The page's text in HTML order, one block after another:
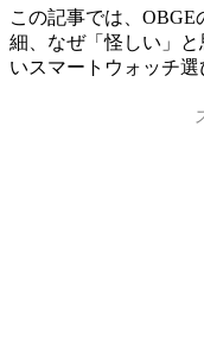
この記事では、
細、なぜ「怪しい」
いスマートウォッチ選